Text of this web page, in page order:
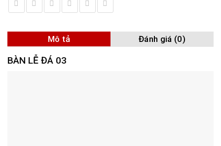
Mô tả Đánh giá (0)
BÀN LỄ ĐÁ 03